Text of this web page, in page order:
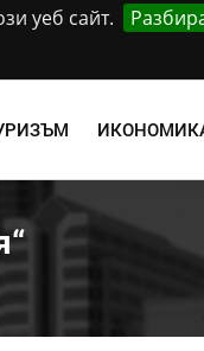
уеб сайт.